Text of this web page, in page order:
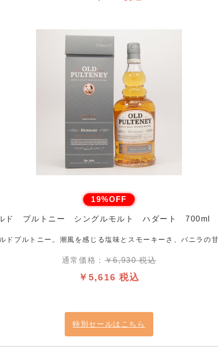
19%OFF
ド プルトニー シングルモルト ハダート 700ml
ドプルトニー。潮風を感じる塩味とスモーキーさ、バニラの
通常価格：￥6,930 税込
￥5,616 税込
特別セールはこちら